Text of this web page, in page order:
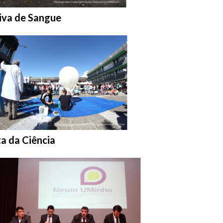
na pasta:
de Sangue
na pasta:
da Ciência